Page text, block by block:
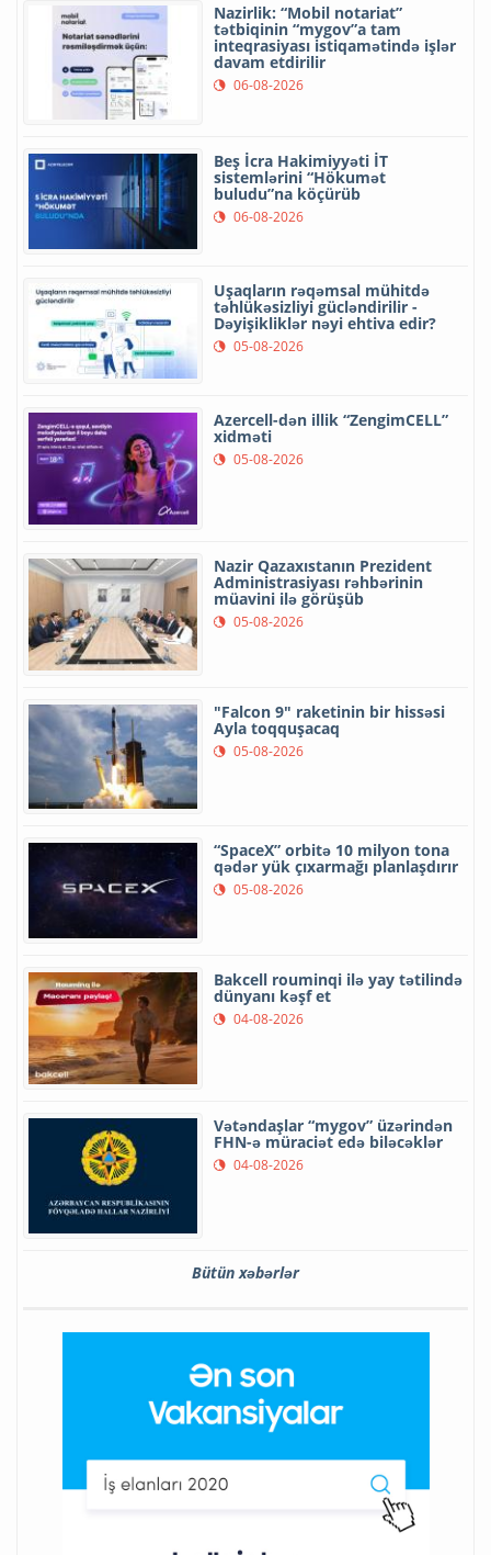
Nazirlik: “Mobil notariat”
tətbiqinin “mygov”a tam
inteqrasiyası istiqamətində işlər
davam etdirilir
06-08-2026
Beş İcra Hakimiyyəti İT
sistemlərini “Hökumət
buludu”na köçürüb
06-08-2026
Uşaqların rəqəmsal mühitdə
təhlükəsizliyi gücləndirilir -
Dəyişikliklər nəyi ehtiva edir?
05-08-2026
Azercell-dən illik “ZengimCELL”
xidməti
05-08-2026
Nazir Qazaxıstanın Prezident
Administrasiyası rəhbərinin
müavini ilə görüşüb
05-08-2026
"Falcon 9" raketinin bir hissəsi
Ayla toqquşacaq
05-08-2026
“SpaceX” orbitə 10 milyon tona
qədər yük çıxarmağı planlaşdırır
05-08-2026
Bakcell rouminqi ilə yay tətilində
dünyanı kəşf et
04-08-2026
Vətəndaşlar “mygov” üzərindən
FHN-ə müraciət edə biləcəklər
04-08-2026
Bütün xəbərlər